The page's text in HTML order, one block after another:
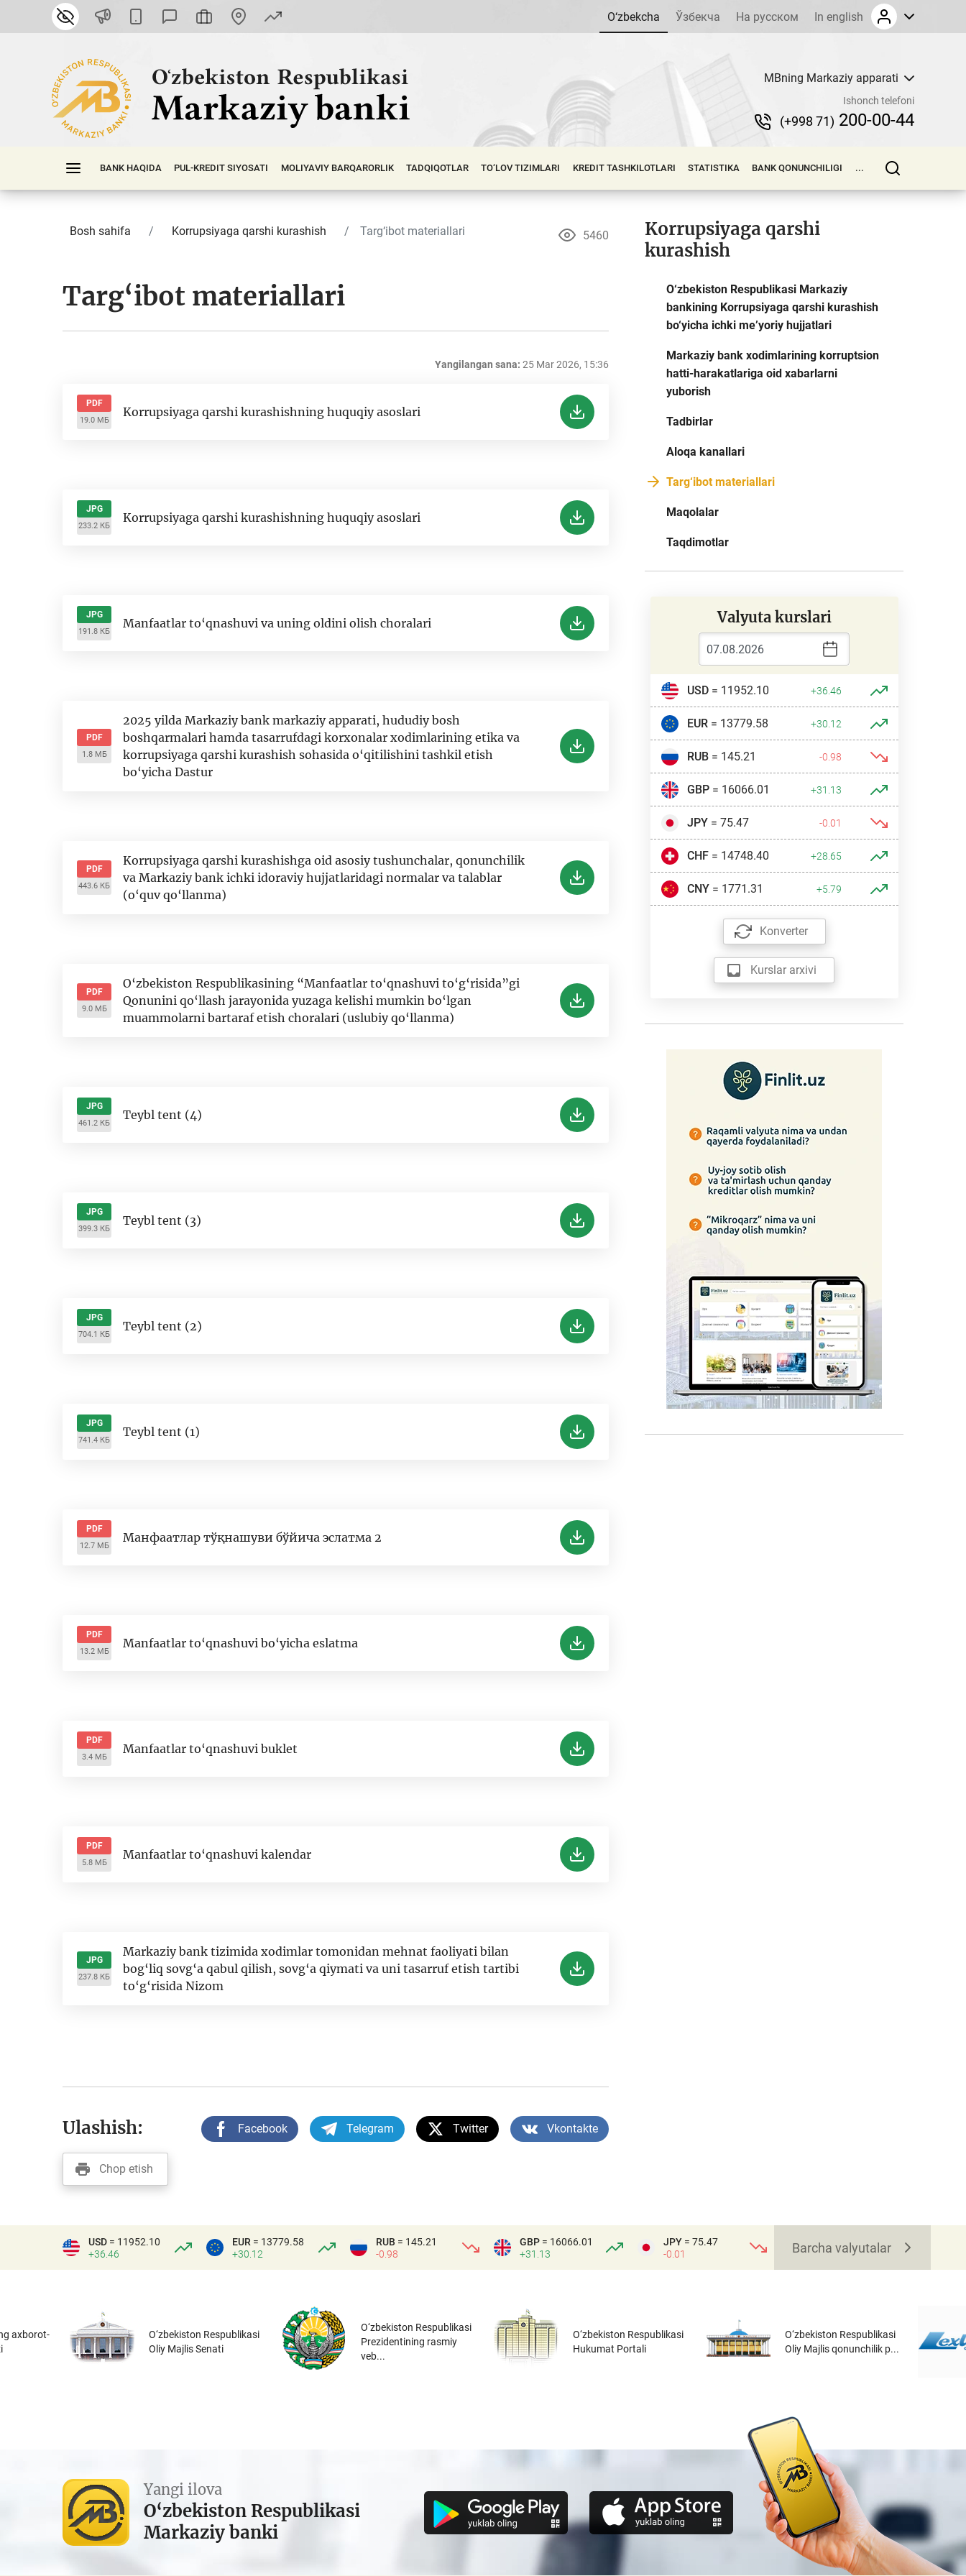
O‘zbekcha Ўзбекча На русском In english
MBning Markaziy apparati
Ishonch telefoni
(+998 71) 200-00-44
BANK HAQIDA PUL-KREDIT SIYOSATI MOLIYAVIY BАRQАRОRLIK TADQIQOTLAR TO‘LOV TIZIMLARI KREDIT TASHKILOTLARI STATISTIKA BANK QONUNCHILIGI ...
Bosh sahifa Korrupsiyaga qarshi kurashish Targ‘ibot materiallari 5460
Targ‘ibot materiallari
Yangilangan sana: 25 Mar 2026, 15:36
PDF
19.0 МБ
Korrupsiyaga qarshi kurashishning huquqiy asoslari
JPG
233.2 КБ
Korrupsiyaga qarshi kurashishning huquqiy asoslari
JPG
191.8 КБ
Manfaatlar to‘qnashuvi va uning oldini olish choralari
PDF
1.8 МБ
2025 yilda Markaziy bank markaziy apparati, hududiy bosh
boshqarmalari hamda tasarrufdagi korxonalar xodimlarining etika va
korrupsiyaga qarshi kurashish sohasida o‘qitilishini tashkil etish
bo‘yicha Dastur
PDF
443.6 КБ
Korrupsiyaga qarshi kurashishga oid asosiy tushunchalar, qonunchilik
va Markaziy bank ichki idoraviy hujjatlaridagi normalar va talablar
(o‘quv qo‘llanma)
PDF
9.0 МБ
O‘zbekiston Respublikasining “Manfaatlar to‘qnashuvi to‘g‘risida”gi
Qonunini qo‘llash jarayonida yuzaga kelishi mumkin bo‘lgan
muammolarni bartaraf etish choralari (uslubiy qo‘llanma)
JPG
461.2 КБ
Teybl tent (4)
JPG
399.3 КБ
Teybl tent (3)
JPG
704.1 КБ
Teybl tent (2)
JPG
741.4 КБ
Teybl tent (1)
PDF
12.7 МБ
Манфаатлар тўқнашуви бўйича эслатма 2
PDF
13.2 МБ
Manfaatlar to‘qnashuvi bo‘yicha eslatma
PDF
3.4 МБ
Manfaatlar to‘qnashuvi buklet
PDF
5.8 МБ
Manfaatlar to‘qnashuvi kalendar
JPG
237.8 КБ
Markaziy bank tizimida xodimlar tomonidan mehnat faoliyati bilan
bog‘liq sovg‘a qabul qilish, sovg‘a qiymati va uni tasarruf etish tartibi
to‘g‘risida Nizom
Ulashish: Facebook Telegram Twitter Vkontakte
Chop etish
Korrupsiyaga qarshi
kurashish
O‘zbekiston Respublikasi Markaziy
bankining Korrupsiyaga qarshi kurashish
bo‘yicha ichki me’yoriy hujjatlari
Markaziy bank xodimlarining korruptsion
hatti-harakatlariga oid xabarlarni
yuborish
Tadbirlar
Aloqa kanallari
Targ‘ibot materiallari
Maqolalar
Taqdimotlar
Valyuta kurslari
USD= 11952.10 +36.46
EUR= 13779.58 +30.12
RUB= 145.21 -0.98
GBP= 16066.01 +31.13
JPY= 75.47 -0.01
CHF= 14748.40 +28.65
CNY= 1771.31 +5.79
Konverter
Kurslar arxivi
USD = 11952.10
+36.46
EUR = 13779.58
+30.12
RUB = 145.21
-0.98
GBP = 16066.01
+31.13
JPY = 75.47
-0.01
Barcha valyutalar
axborot-
O‘zbekiston Respublikasi
Oliy Majlis Senati
O‘zbekiston Respublikasi
Prezidentining rasmiy
veb...
O‘zbekiston Respublikasi
Hukumat Portali
O‘zbekiston Respublikasi
Oliy Majlis qonunchilik p...
Yangi ilova
O‘zbekiston Respublikasi
Markaziy banki